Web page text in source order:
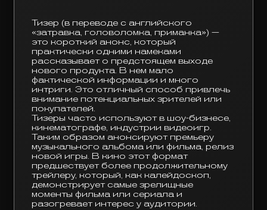
Тизер (в переводе с английского
«затравка, головоломка, приманка») —
это короткий анонс, который
практически одними намеками
рассказывает о предстоящем выходе
нового продукта. В нем мало
фактической информации и много
интриги. Это отличный способ привлечь
внимание потенциальных зрителей или
покупателей.
Тизеры часто используют в шоу-бизнесе,
кинематографе, индустрии видеоигр.
Таким образом анонсируют премьеру
музыкального альбома или фильма, релиз
новой игры. В кино этот формат
предшествует более продолжительному
трейлеру, который, как калейдоскоп,
демонстрирует самые зрелищные
моменты фильма или сериала и
разогревает интерес у аудитории.